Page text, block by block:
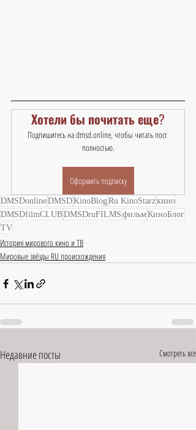
Хотели бы почитать еще?
Подпишитесь на dmsd.online, чтобы читать пост
полностью.
Оформить подписку
DMSDonlineDMSDKinoBlogRu KinoStarzкино
DMSDfilmCLUBDMSDruFILMS фильмКиноБлог
TV
История мирового кино и ТВ
Мировые звёзды RU происхождения
Недавние посты Смотреть все